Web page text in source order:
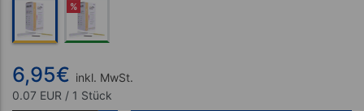
%
6,95€ inkl. MwSt.
0.07 EUR / 1 Stück